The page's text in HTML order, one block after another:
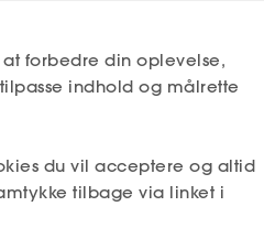
Kurser og efteruddannelse
forbedre din oplevelse,
indhold og målrette
du vil acceptere og altid
tilbage via linket i